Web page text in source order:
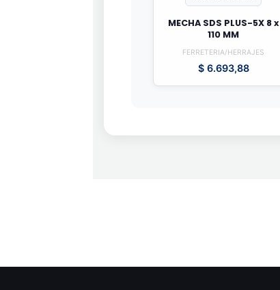
MECHA SDS PLUS-5X 8 x
110 MM
FERRETERIA/HERRAJES
$6.693,88